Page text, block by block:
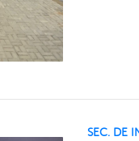
SEC. DE